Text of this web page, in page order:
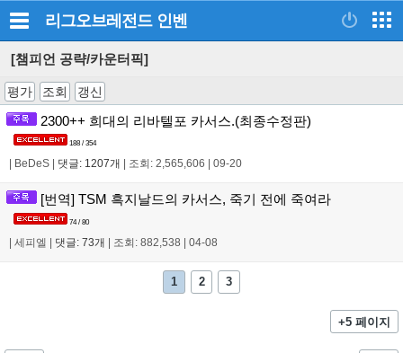
리그오브레전드 인벤
[챔피언 공략/카운터픽]
평가 조회 갱신
2300++ 희대의 리바텔포 카서스.(최종수정판)
188 / 354
BeDeS 댓글: 1207개 조회: 2,565,606 09-20
[번역] TSM 흑지날드의 카서스, 죽기 전에 죽여라
74 / 80
| 세피엘 | 댓글: 73개 | 조회: 882,538 | 04-08
1 2 3
+5 페이지